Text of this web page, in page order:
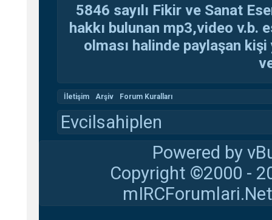
5846 sayılı Fikir ve Sanat
hakkı bulunan mp3,video v.b.
olması halinde paylaşan
İletişim Arşiv Forum Kuralları
Evcilsahiplen
Powered by
Copyright ©2000 -